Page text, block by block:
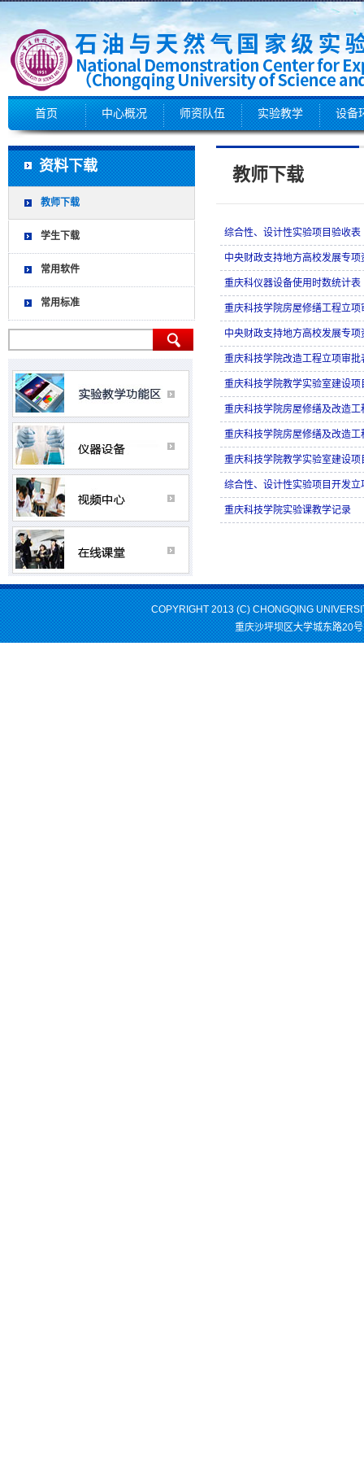
首页 中心概况 师资队伍 实验教学 设备
资料下载
教师下载
学生下载
常用软件
常用标准
教师下载
综合性、设计性实验项目验收表
中央财政支持地方高校发展专
重庆科仪器设备使用时数统计表
重庆科技学院房屋修缮工程立项
中央财政支持地方高校发展专
重庆科技学院改造工程立项审批
重庆科技学院教学实验室建设项
重庆科技学院房屋修缮及改造工
重庆科技学院房屋修缮及改造工
重庆科技学院教学实验室建设项
综合性、设计性实验项目开发立
重庆科技学院实验课教学记录
COPYRIGHT 2013 (C) CHONGQING
重庆沙坪坝区大学城东路20